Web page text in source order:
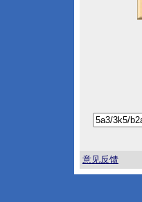
意见反馈